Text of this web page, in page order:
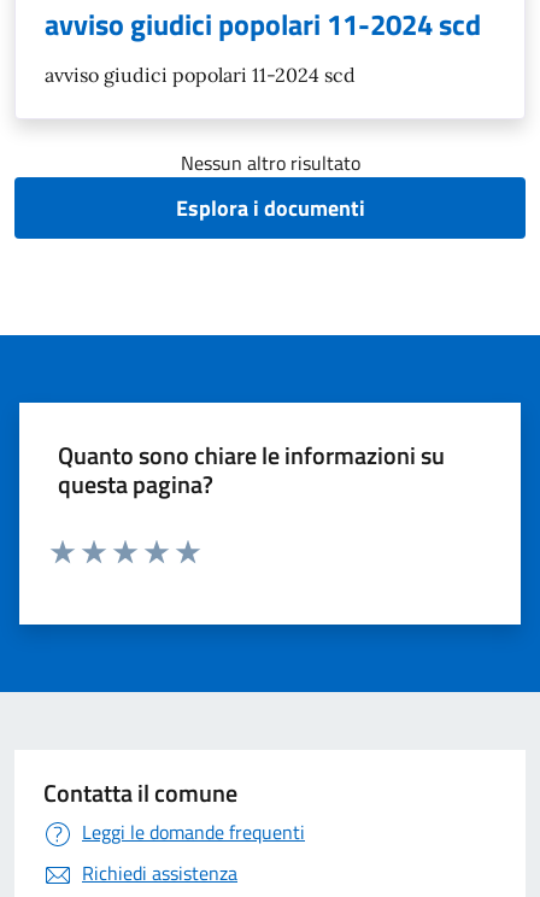
avviso giudici popolari 11-2024 scd
avviso giudici popolari 11-2024 scd
Nessun altro risultato
Esplora i documenti
Quanto sono chiare le informazioni su
questa pagina?
Contatta il comune
Leggi le domande frequenti
Richiedi assistenza